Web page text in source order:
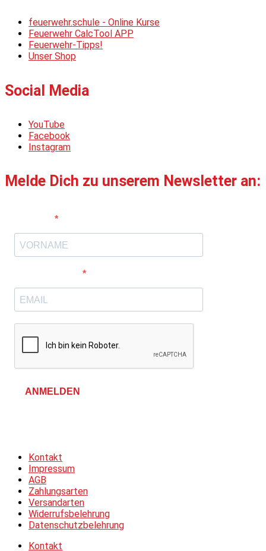
feuerwehr.schule - Online Kurse
Feuerwehr CalcTool APP
Feuerwehr-Tipps!
Unser Shop
Social Media
YouTube
Facebook
Instagram
Melde Dich zu unserem Newsletter an:
ANMELDEN
Kontakt
Impressum
AGB
Zahlungsarten
Versandarten
Widerrufsbelehrung
Datenschutzbelehrung
Kontakt